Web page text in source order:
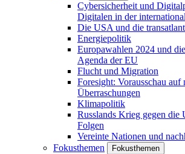
Cybersicherheit und
Digitalen in der
Die USA und die
Energiepolitik
Europawahlen 2024 und
Agenda der EU
Flucht und Migration
Foresight: Vorausschau auf
Überraschungen
Klimapolitik
Russlands Krieg gegen die
Folgen
Vereinte Nationen und
Fokusthemen
Fokusthemen